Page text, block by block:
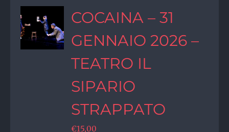
COCAINA – 31
GENNAIO 2026 –
TEATRO IL
SIPARIO
STRAPPATO
€15,00